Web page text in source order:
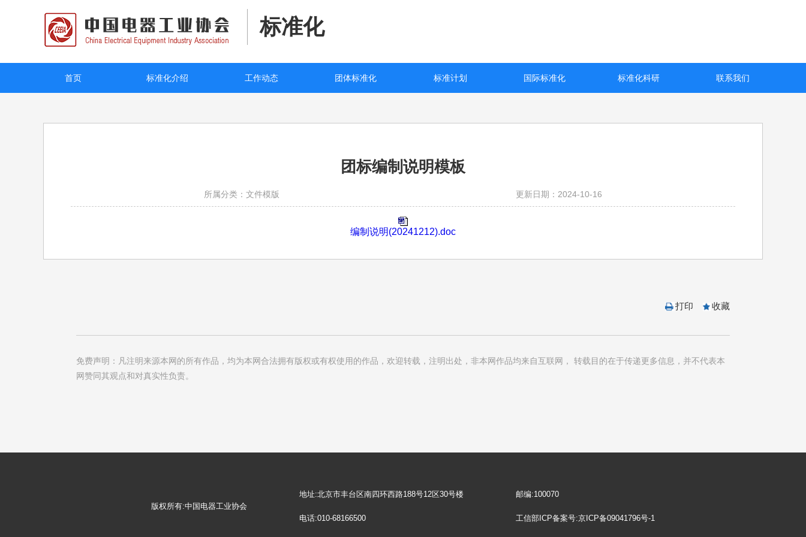
标准化
首页 标准化介绍 工作动态 团体标准化 标准计划 国际标准化 标准化科研 联系我们
团标编制说明模板
所属分类：文件模版 更新日期：2024-10-16
编制说明(20241212).doc
打印 收藏
免费声明：凡注明来源本网的所有作品，均为本网合法拥有版权或有权使用的作品，欢迎转载，注明出处，非本网作品均来自互联网， 转载目的在于传递更多信息，并不代表本
网赞同其观点和对真实性负责。
版权所有:中国电器工业协会
地址:北京市丰台区南四环西路188号12区30号楼
电话:010-68166500
邮编:100070
工信部ICP备案号:京ICP备09041796号-1